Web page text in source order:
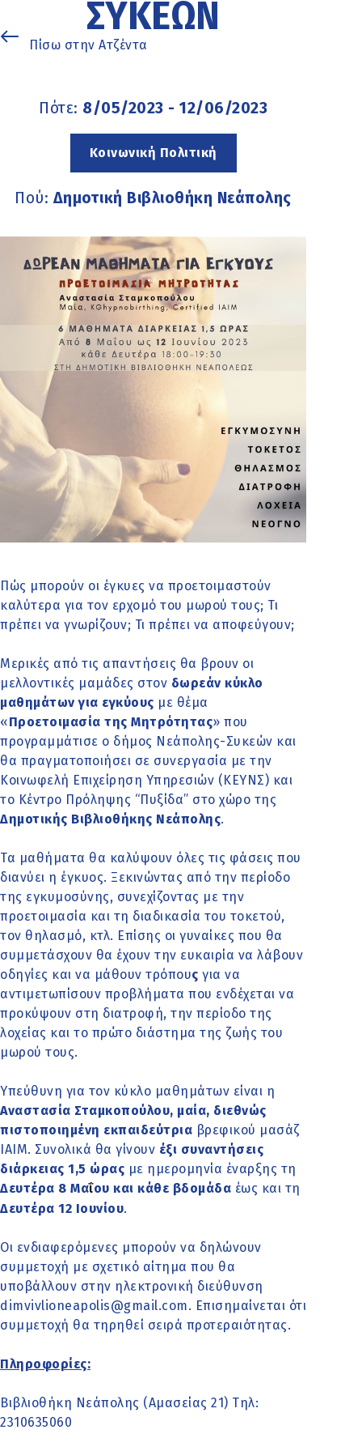
ΣΥΚΕΏΝ
Πίσω στην Ατζέντα
Πότε: 8/05/2023 - 12/06/2023
Κοινωνική Πολιτική
Πού:Δημοτική Βιβλιοθήκη Νεάπολης
Πώς μπορούν οι έγκυες να προετοιμαστούν
καλύτερα για τον ερχομό του μωρού τους; Τι
πρέπει να γνωρίζουν; Τι πρέπει να αποφεύγουν;
Μερικές από τις απαντήσεις θα βρουν οι
μελλοντικές μαμάδες στον δωρεάν κύκλο
μαθημάτων για εγκύους με θέμα
«Προετοιμασία της Μητρότητας» που
προγραμμάτισε ο δήμος Νεάπολης-Συκεών και
θα πραγματοποιήσει σε συνεργασία με την
Κοινωφελή Επιχείρηση Υπηρεσιών (ΚΕΥΝΣ) και
το Κέντρο Πρόληψης “Πυξίδα” στο χώρο της
Δημοτικής Βιβλιοθήκης Νεάπολης.
Τα μαθήματα θα καλύψουν όλες τις φάσεις που
διανύει η έγκυος. Ξεκινώντας από την περίοδο
της εγκυμοσύνης, συνεχίζοντας με την
προετοιμασία και τη διαδικασία του τοκετού,
τον θηλασμό, κτλ. Επίσης οι γυναίκες που θα
συμμετάσχουν θα έχουν την ευκαιρία να λάβουν
οδηγίες και να μάθουν τρόπους για να
αντιμετωπίσουν προβλήματα που ενδέχεται να
προκύψουν στη διατροφή, την περίοδο της
λοχείας και το πρώτο διάστημα της ζωής του
μωρού τους.
Υπεύθυνη για τον κύκλο μαθημάτων είναι η
Αναστασία Σταμκοπούλου, μαία, διεθνώς
πιστοποιημένη εκπαιδεύτρια βρεφικού μασάζ
ΙΑΙΜ. Συνολικά θα γίνουν έξι συναντήσεις
διάρκειας 1,5 ώρας με ημερομηνία έναρξης τη
Δευτέρα 8 Μαΐου και κάθε βδομάδα έως και τη
Δευτέρα 12 Ιουνίου.
Οι ενδιαφερόμενες μπορούν να δηλώνουν
συμμετοχή με σχετικό αίτημα που θα
υποβάλλουν στην ηλεκτρονική διεύθυνση
dimvivlioneapolis@gmail.com. Επισημαίνεται ότι
συμμετοχή θα τηρηθεί σειρά προτεραιότητας.
Πληροφορίες:
Βιβλιοθήκη Νεάπολης (Αμασείας 21) Τηλ:
2310635060